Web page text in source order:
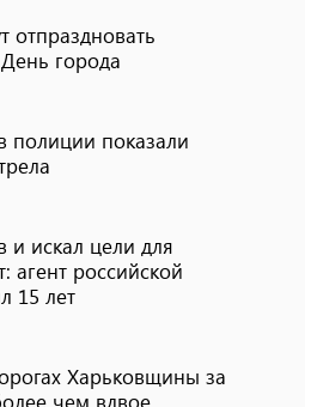
отпраздновать
города
полиции показали
и искал цели для
агент российской
15 лет
Харьковщины за
чем вдвое